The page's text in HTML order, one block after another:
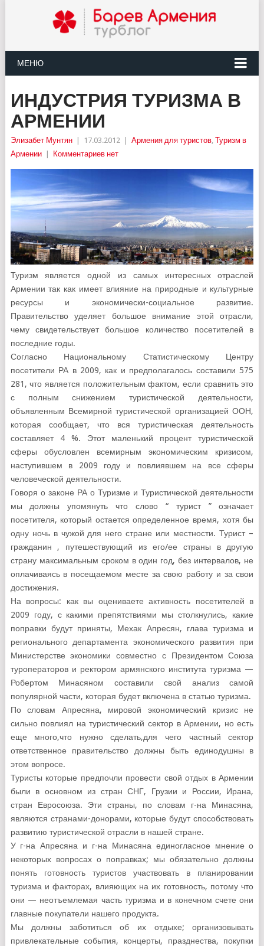
МЕНЮ
ИНДУСТРИЯ ТУРИЗМА В
АРМЕНИИ
Элизабет Мунтян 17.03.2012 Армения для туристов, Туризм в
Армении
Комментариев нет
Туризм является одной из самых интересных отраслей
Армении так как имеет влияние на природные и культурные
ресурсы и экономически-социальное развитие.
Правительство уделяет большое внимание этой отрасли,
чему свидетельствует большое количество посетителей в
последние годы.
Согласно Национальному Статистическому Центру
посетители РА в 2009, как и предполагалось составили 575
281, что является положительным фактом, если сравнить это
с полным снижением туристической деятельности,
объявленным Всемирной туристической организацией ООН,
которая сообщает, что вся туристическая деятельность
составляет 4 %. Этот маленький процент туристической
сферы обусловлен всемирным экономическим кризисом,
наступившем в 2009 году и повлиявшем на все сферы
человеческой деятельности.
Говоря о законе РА о Туризме и Туристической деятельности
мы должны упомянуть что слово “ турист ” означает
посетителя, который остается определенное время, хотя бы
одну ночь в чужой для него стране или местности. Турист –
гражданин , путешествующий из его/ее страны в другую
страну максимальным сроком в один год, без интервалов, не
оплачиваясь в посещаемом месте за свою работу и за свои
достижения.
На вопросы: как вы оцениваете активность посетителей в
2009 году, с какими препятствиями мы столкнулись, какие
поправки будут приняты, Мехак Апресян, глава туризма и
регионального департамента экономического развития при
Министерстве экономики совместно с Президентом Союза
туроператоров и ректором армянского института туризма —
Робертом Минасяном составили свой анализ самой
популярной части, которая будет включена в статью туризма.
По словам Апресяна, мировой экономический кризис не
сильно повлиял на туристический сектор в Армении, но есть
еще много,что нужно сделать,для чего частный сектор
ответственное правительство должны быть единодушны в
этом вопросе.
Туристы которые предпочли провести свой отдых в Армении
были в основном из стран СНГ, Грузии и России, Ирана,
стран Евросоюза. Эти страны, по словам г-на Минасяна,
являются странами-донорами, которые будут способствовать
развитию туристической отрасли в нашей стране.
У г-на Апресяна и г-на Минасяна единогласное мнение о
некоторых вопросах о поправках; мы обязательно должны
понять готовность туристов участвовать в планировании
туризма и факторах, влияющих на их готовность, потому что
они — неотъемлемая часть туризма и в конечном счете они
главные покупатели нашего продукта.
Мы должны заботиться об их отдыхе; организовывать
привлекательные события, концерты, празднества, покупки